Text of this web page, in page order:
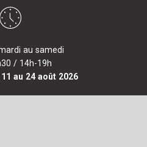
au samedi
/ 14h-19h
au 24 août 2026